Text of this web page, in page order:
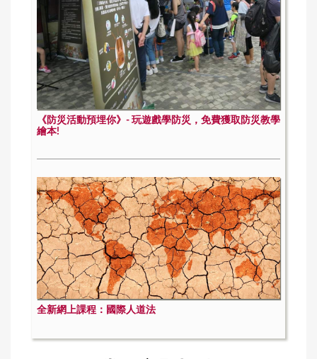
《防災活動預埋你》- 玩遊戲學防災，免費獲取防災教學
繪本!
全新網上課程：國際人道法